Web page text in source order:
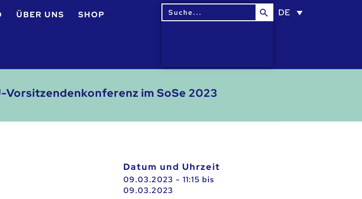
ÜBER UNS SHOP
Search
for:
Search Button
DE
Vorsitzendenkonferenz im SoSe 2023
Datum und Uhrzeit
09.03.2023 - 11:15 bis
09.03.2023